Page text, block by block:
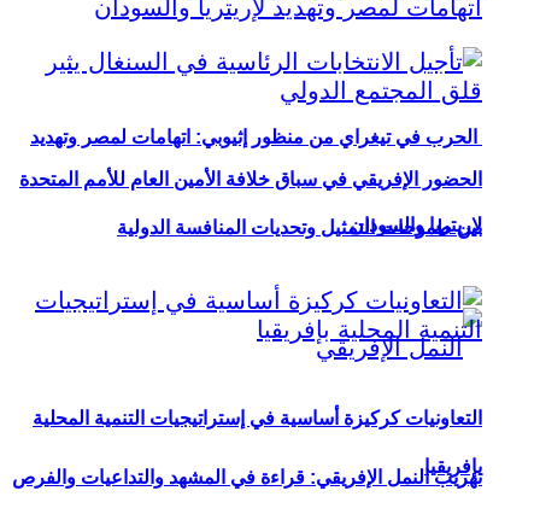
الحرب في تيغراي من منظور إثيوبي: اتهامات لمصر وتهديد
لإريتريا والسودان
تهريب النمل الإفريقي: قراءة في المشهد والتداعيات والفرص
الحضور الإفريقي في سباق خلافة الأمين العام للأمم المتحدة
بين طموحات التمثيل وتحديات المنافسة الدولية
التعاونيات كركيزة أساسية في إستراتيجيات التنمية المحلية
بإفريقيا